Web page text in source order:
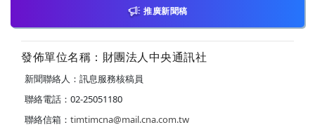
推廣新聞稿
發佈單位名稱：財團法人中央通訊社
新聞聯絡人：訊息服務核稿員
聯絡電話：02-25051180
聯絡信箱： timtimcna@mail.cna.com.tw